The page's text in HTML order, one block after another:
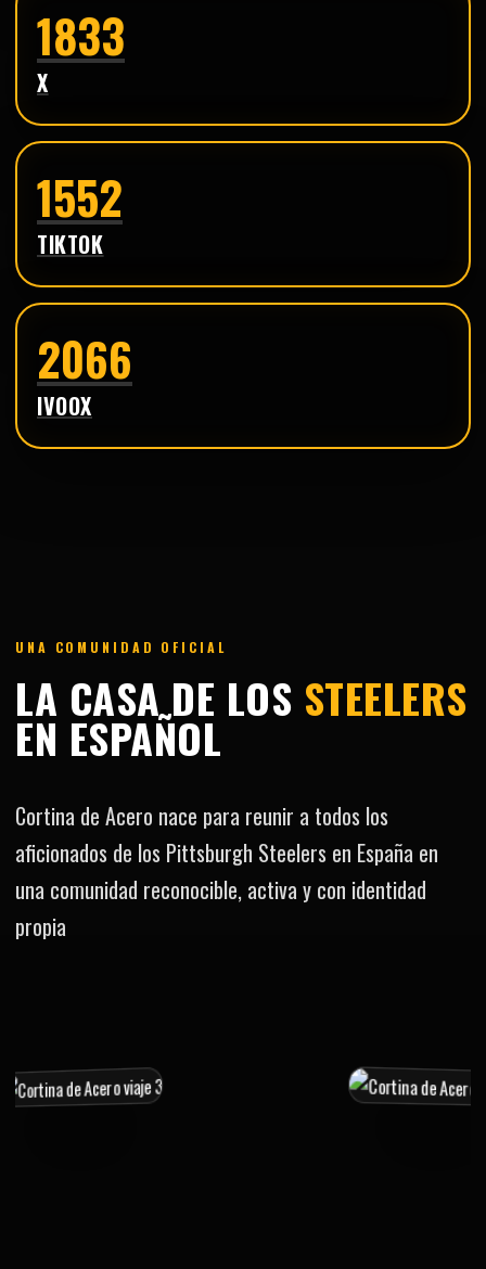
1833
X
1552
TIKTOK
2066
IVOOX
UNA COMUNIDAD OFICIAL
LA CASA DE LOS STEELERS
EN ESPAÑOL
Cortina de Acero nace para reunir a todos los
aficionados de los Pittsburgh Steelers en España en
una comunidad reconocible, activa y con identidad
propia